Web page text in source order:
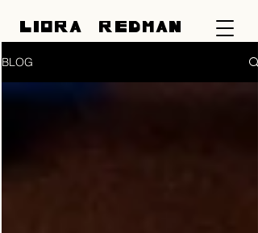
LIORA REDMAN
BLOG